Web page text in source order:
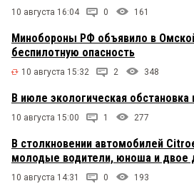
10 августа 16:04 0 161
Минобороны РФ объявило в
беспилотную опасность
10 августа 15:32 2 348
В июле экологическая
10 августа 15:00 1 277
В столкновении автомобилей
молодые водители, юноша и двое
10 августа 14:31 0 193